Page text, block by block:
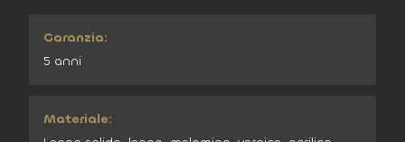
Garanzia:
5 anni
Materiale: